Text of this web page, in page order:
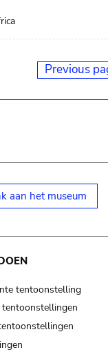
Previous
aan het museum
tentoonstelling